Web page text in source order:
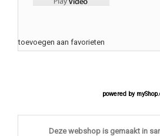
toevoegen aan favorieten
powered by
Deze webshop is gemaakt in